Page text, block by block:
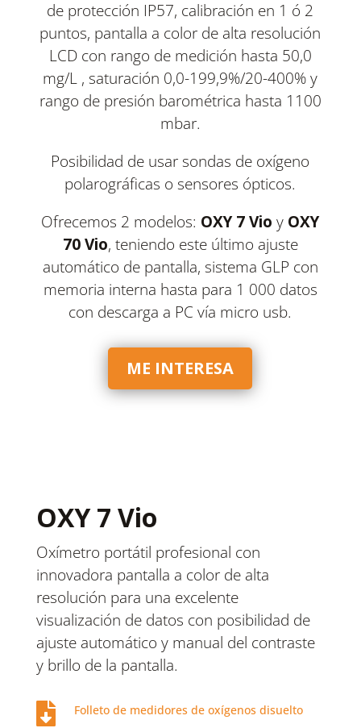
de protección IP57, calibración en 1 ó 2
puntos, pantalla a color de alta resolución
LCD con rango de medición hasta 50,0
mg/L , saturación 0,0-199,9%/20-400% y
rango de presión barométrica hasta 1100
mbar.
Posibilidad de usar sondas de oxígeno
polarográficas o sensores ópticos.
Ofrecemos 2 modelos: OXY 7 Vio y OXY
70 Vio, teniendo este último ajuste
automático de pantalla, sistema GLP con
memoria interna hasta para 1 000 datos
con descarga a PC vía micro usb.
ME INTERESA
OXY 7 Vio
Oxímetro portátil profesional con
innovadora pantalla a color de alta
resolución para una excelente
visualización de datos con posibilidad de
ajuste automático y manual del contraste
y brillo de la pantalla.
 Folleto de medidores de oxígenos disuelto